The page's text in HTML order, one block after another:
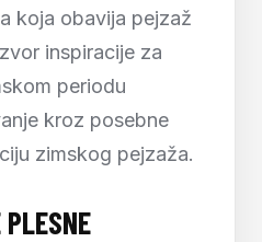
koja obavija pejzaž
inspiracije za
periodu
kroz posebne
zimskog pejzaža.